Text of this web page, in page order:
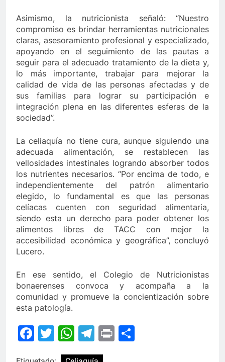
Asimismo, la nutricionista señaló: “Nuestro
compromiso es brindar herramientas nutricionales
claras, asesoramiento profesional y especializado,
apoyando en el seguimiento de las pautas a
seguir para el adecuado tratamiento de la dieta y,
lo más importante, trabajar para mejorar la
calidad de vida de las personas afectadas y de
sus familias para lograr su participación e
integración plena en las diferentes esferas de la
sociedad”.
La celiaquía no tiene cura, aunque siguiendo una
adecuada alimentación, se restablecen las
vellosidades intestinales logrando absorber todos
los nutrientes necesarios. “Por encima de todo, e
independientemente del patrón alimentario
elegido, lo fundamental es que las personas
celíacas cuenten con seguridad alimentaria,
siendo esta un derecho para poder obtener los
alimentos libres de TACC con mejor la
accesibilidad económica y geográfica”, concluyó
Lucero.
En ese sentido, el Colegio de Nutricionistas
bonaerenses convoca y acompaña a la
comunidad y promueve la concientización sobre
esta patología.
Facebook
Twitter
WhatsApp
Telegram
Print